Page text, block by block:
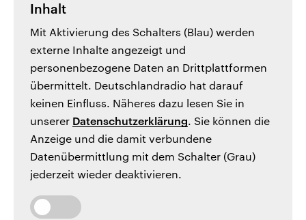
Inhalt
Mit Aktivierung des Schalters (Blau) werden
externe Inhalte angezeigt und
personenbezogene Daten an Drittplattformen
übermittelt. Deutschlandradio hat darauf
keinen Einfluss. Näheres dazu lesen Sie in
unserer Datenschutzerklärung. Sie können die
Anzeige und die damit verbundene
Datenübermittlung mit dem Schalter (Grau)
jederzeit wieder deaktivieren.